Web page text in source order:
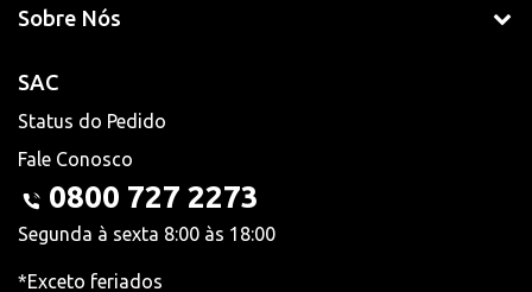
Sobre Nós
SAC
Status do Pedido
Fale Conosco
0800 727 2273
Segunda à sexta 8:00 às 18:00
*Exceto feriados